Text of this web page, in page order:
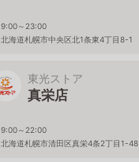
9:00～23:00
北海道札幌市中央区北1条東4丁目8-1
東光ストア
真栄店
9:00～22:00
北海道札幌市清田区真栄4条2丁目1-48